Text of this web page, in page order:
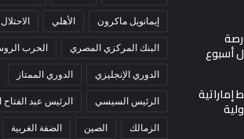
إيمانويل ماكرون الأهلي
البنك المركزي المصري الحرب
الدوري الإنجليزي الدوري الممتاز
الرئيس السيسي الرئيس عبد
الزمالك الصين الضفة الغربية